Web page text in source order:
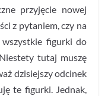
przyjęcie nowej
z pytaniem, czy na
wszystkie figurki do
tutaj muszę
dzisiejszy odcinek
te figurki. Jednak,